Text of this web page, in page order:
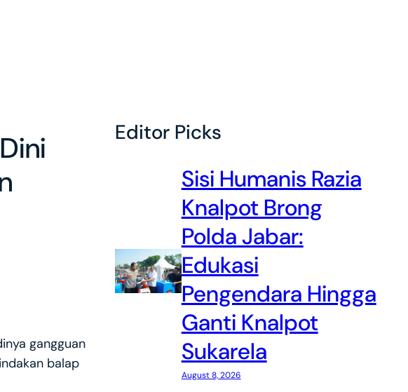
gangguan
balap
Editor Picks
Sisi Humanis Razia
Knalpot Brong
Polda Jabar:
Edukasi
Pengendara Hingga
Ganti Knalpot
Sukarela
August 8, 2026